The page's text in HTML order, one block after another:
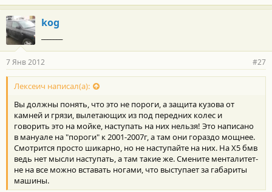
kog
7 Янв 2012 #27
Лексеич написал(а):
Вы должны понять, что это не пороги, а защита кузова от
камней и грязи, вылетающих из под передних колес и
говорить это на мойке, наступать на них нельзя! Это написано
в мануале на "пороги" к 2001-2007г, а там они гораздо мощнее.
Смотрится просто шикарно, но не наступайте на них. На Х5 бмв
ведь нет мысли наступать, а там такие же. Смените менталитет-
не на все можно вставать ногами, что выступает за габариты
машины.